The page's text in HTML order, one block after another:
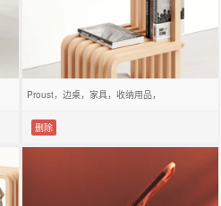
Proust，边桌，家具，收纳用品，
删除